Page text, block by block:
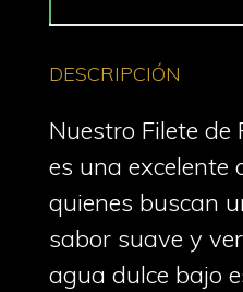
DESCRIPCIÓN
Nuestro Filete de
es una excelente
quienes buscan
sabor suave y
agua dulce bajo